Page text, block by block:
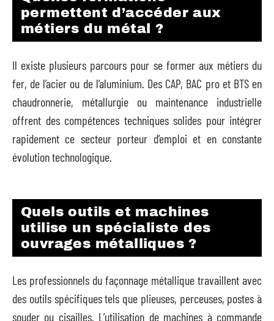
permettent d’accéder aux
métiers du métal ?
Il existe plusieurs parcours pour se former aux métiers du
fer, de l’acier ou de l’aluminium. Des CAP, BAC pro et BTS en
chaudronnerie, métallurgie ou maintenance industrielle
offrent des compétences techniques solides pour intégrer
rapidement ce secteur porteur d’emploi et en constante
évolution technologique.
Quels outils et machines
utilise un spécialiste des
ouvrages métalliques ?
Les professionnels du façonnage métallique travaillent avec
des outils spécifiques tels que plieuses, perceuses, postes à
souder ou cisailles. L’utilisation de machines à commande